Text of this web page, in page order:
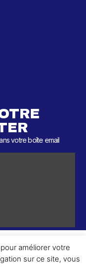
votre boîte email
améliorer votre
sur ce site, vous